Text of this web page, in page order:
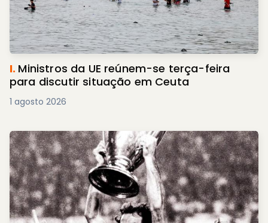
I. Ministros da UE reúnem-se terça-feira
para discutir situação em Ceuta
1 agosto 2026